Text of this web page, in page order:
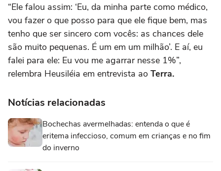
“Ele falou assim: ‘Eu, da minha parte como médico,
vou fazer o que posso para que ele fique bem, mas
tenho que ser sincero com vocês: as chances dele
são muito pequenas. É um em um milhão’. E aí, eu
falei para ele: Eu vou me agarrar nesse 1%”,
relembra Heusiléia em entrevista ao Terra.
Notícias relacionadas
Bochechas avermelhadas: entenda o que é
eritema infeccioso, comum em crianças e no fim
do inverno